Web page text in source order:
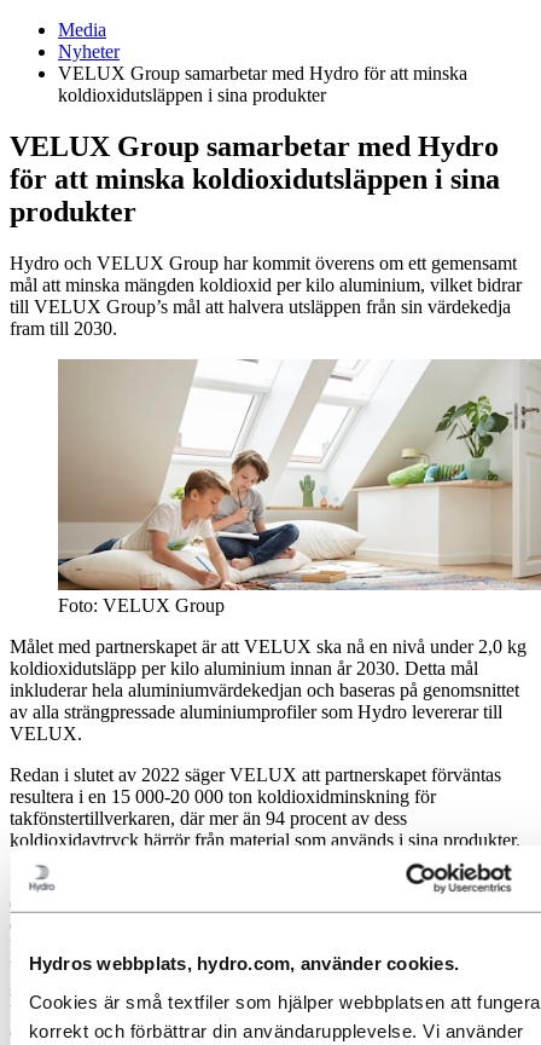
Hydros webbplats, hydro.com, använder cookies.
Cookies är små textfiler som hjälper webbplatsen att fungera
korrekt och förbättrar din användarupplevelse. Vi använder
Media
Nyheter
VELUX Group samarbetar med Hydro för att minska
koldioxidutsläppen i sina produkter
VELUX Group samarbetar med Hydro
för att minska koldioxidutsläppen i sina
produkter
Hydro och VELUX Group har kommit överens om ett gemensamt
mål att minska mängden koldioxid per kilo aluminium, vilket bidrar
till VELUX Group’s mål att halvera utsläppen från sin värdekedja
fram till 2030.
Foto: VELUX Group
Målet med partnerskapet är att VELUX ska nå en nivå under 2,0 kg
koldioxidutsläpp per kilo aluminium innan år 2030. Detta mål
inkluderar hela aluminiumvärdekedjan och baseras på genomsnittet
av alla strängpressade aluminiumprofiler som Hydro levererar till
VELUX.
Redan i slutet av 2022 säger VELUX att partnerskapet förväntas
resultera i en 15 000-20 000 ton koldioxidminskning för
takfönstertillverkaren, där mer än 94 procent av dess
koldioxidavtryck härrör från material som används i sina produkter.
”Då byggnader står för nästan 40 procent av koldioxidutsläppen är
det avgörande att materialen som används blir mer hållbara. Med
denna övergång till att inkludera aluminiumprofiler med lågt
koldioxidutsläpp i våra produkter tar vi ett steg närmare att uppnå
VELUX Group’s mest utmanande hållbarhetsmål – att minska våra
scope 3-utsläpp med 50 procent fram till 2030”, säger Tina Mayn,
Vice VD med ansvar över Products & Innovation inom VELUX
Group.